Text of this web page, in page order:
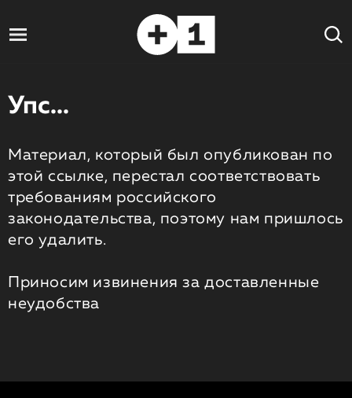
Упс...
Материал, который был опубликован по
этой ссылке, перестал соответствовать
требованиям российского
законодательства, поэтому нам пришлось
его удалить.
Приносим извинения за доставленные
неудобства